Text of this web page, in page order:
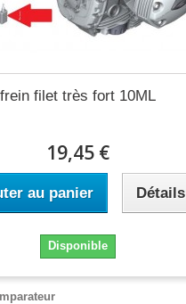
frein filet très fort 10ML
19,45 €
au panier Détails
Disponible